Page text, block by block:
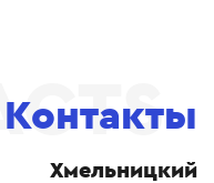
Контакты
Хмельницкий